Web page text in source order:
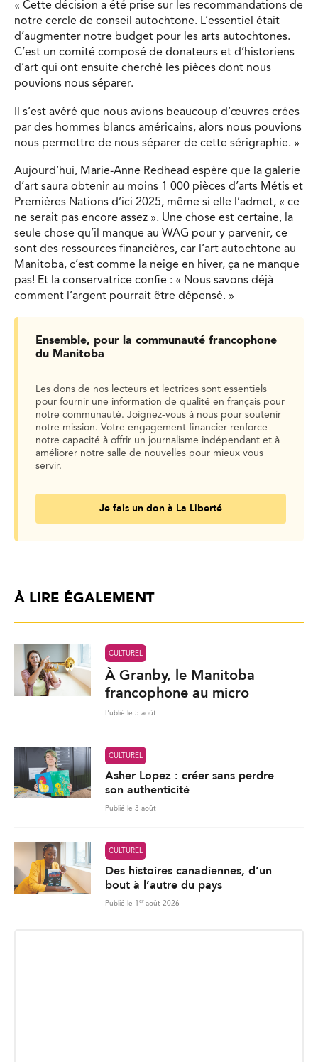
« Cette décision a été prise sur les recommandations de
notre cercle de conseil autochtone. L’essentiel était
d’augmenter notre budget pour les arts autochtones.
C’est un comité composé de donateurs et d’historiens
d’art qui ont ensuite cherché les pièces dont nous
pouvions nous séparer.
Il s’est avéré que nous avions beaucoup d’œuvres crées
par des hommes blancs américains, alors nous pouvions
nous permettre de nous séparer de cette sérigraphie. »
Aujourd’hui, Marie-Anne Redhead espère que la galerie
d’art saura obtenir au moins 1 000 pièces d’arts Métis et
Premières Nations d’ici 2025, même si elle l’admet, « ce
ne serait pas encore assez ». Une chose est certaine, la
seule chose qu’il manque au WAG pour y parvenir, ce
sont des ressources financières, car l’art autochtone au
Manitoba, c’est comme la neige en hiver, ça ne manque
pas! Et la conservatrice confie : « Nous savons déjà
comment l’argent pourrait être dépensé. »
Ensemble, pour la communauté francophone
du Manitoba
Les dons de nos lecteurs et lectrices sont essentiels
pour fournir une information de qualité en français pour
notre communauté. Joignez-vous à nous pour soutenir
notre mission. Votre engagement financier renforce
notre capacité à offrir un journalisme indépendant et à
améliorer notre salle de nouvelles pour mieux vous
servir.
Je fais un don à La Liberté
À LIRE ÉGALEMENT
CULTUREL
À Granby, le Manitoba
francophone au micro
Publié le 5 août
CULTUREL
Asher Lopez : créer sans perdre
son authenticité
Publié le 3 août
CULTUREL
Des histoires canadiennes, d’un
bout à l’autre du pays
Publié le 1 er août 2026